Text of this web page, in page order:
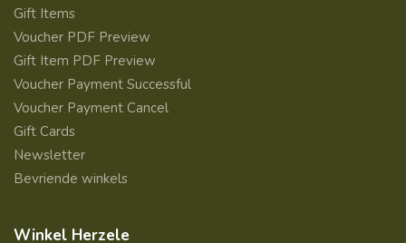
Gift Items
Voucher PDF Preview
Gift Item PDF Preview
Voucher Payment Successful
Voucher Payment Cancel
Gift Cards
Newsletter
Bevriende winkels
Winkel Herzele